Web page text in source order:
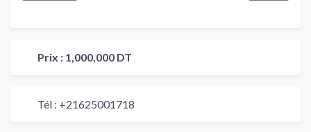
Prix : 1,000,000 DT
Tél : +21625001718